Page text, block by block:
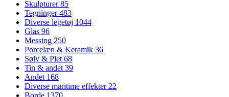
Skulpturer85
Tegninger483
Diverse legetøj 1044
Glas 96
Messing 250
Porcelæn & Keramik 36
Sølv & Plet68
Tin & andet39
Andet 168
Diverse maritime effekter22